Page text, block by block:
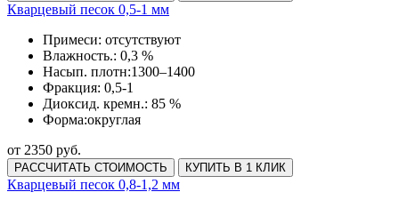
Кварцевый песок 0,5-1 мм
Примеси: отсутствуют
Влажность.: 0,3 %
Насып. плотн:1300–1400
Фракция: 0,5-1
Диоксид. кремн.: 85 %
Форма:округлая
от 2350 руб.
РАССЧИТАТЬ СТОИМОСТЬ КУПИТЬ В 1 КЛИК
Кварцевый песок 0,8-1,2 мм